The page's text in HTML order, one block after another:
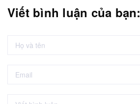
Viết bình luận của bạn: